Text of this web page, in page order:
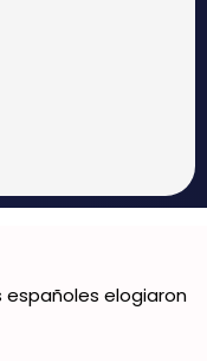
españoles elogiaron